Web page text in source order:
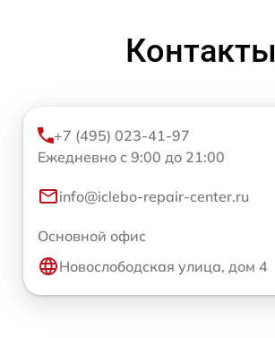
Контакты
+7 (495) 023-41-97
Ежедневно с 9:00 до 21:00
info@iclebo-repair-center.ru
Основной офис
Новослободская улица, дом 4